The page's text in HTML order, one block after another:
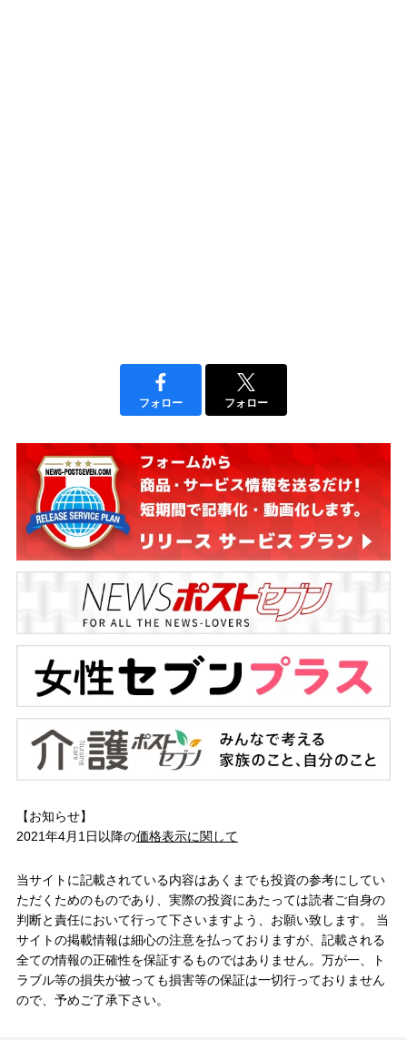
フォロー フォロー
【お知らせ】
2021年4月1日以降の価格表示に関して
当サイトに記載されている内容はあくまでも投資の参考にしてい
ただくためのものであり、実際の投資にあたっては読者ご自身の
判断と責任において行って下さいますよう、お願い致します。 当
サイトの掲載情報は細心の注意を払っておりますが、記載される
全ての情報の正確性を保証するものではありません。万が一、ト
ラブル等の損失が被っても損害等の保証は一切行っておりません
ので、予めご了承下さい。